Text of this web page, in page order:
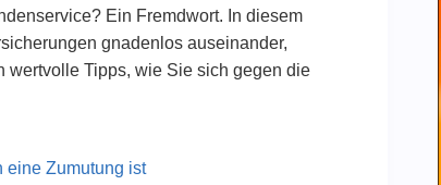
Ein Fremdwort. In diesem
gnadenlos auseinander,
wertvolle Tipps, wie Sie sich gegen die
eine Zumutung ist